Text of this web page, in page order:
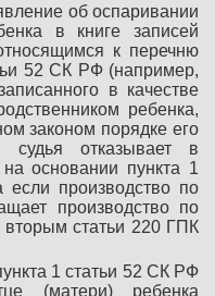
об оспаривании
в книге записей
к перечню
52 СК РФ (например,
в качестве
ребенка,
законом порядке его
судья отказывает в
основании пункта 1
производство по
производство по
вторым статьи 220 ГПК
1 статьи 52 СК РФ
(матери) ребенка